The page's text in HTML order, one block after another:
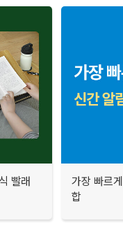
빨래
가장 빠르
합